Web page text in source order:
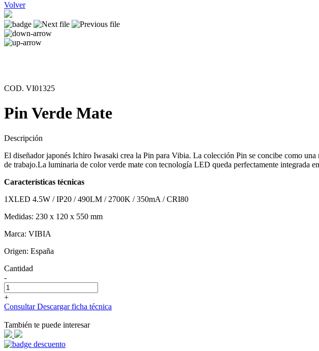
Volver
COD. VI01325
Pin Verde Mate
Descripción
El diseñador japonés Ichiro Iwasaki crea la Pin para Vibia. La colección Pin se concibe como
de trabajo.La luminaria de color verde mate con tecnología LED queda perfectamente integrada
Características técnicas
1XLED 4.5W / IP20 / 490LM / 2700K / 350mA / CRI80
Medidas: 230 x 120 x 550 mm
Marca: VIBIA
Origen: España
Cantidad
-
+
ConsultarDescargar ficha técnica
También te puede interesar